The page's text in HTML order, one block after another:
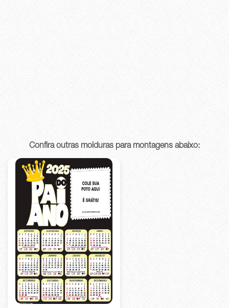
Confira outras molduras para montagens abaixo: